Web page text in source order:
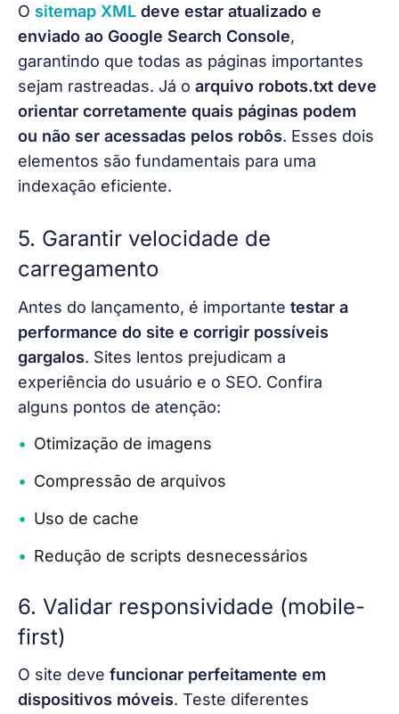
O sitemap XML deve estar atualizado e
enviado ao Google Search Console,
garantindo que todas as páginas importantes
sejam rastreadas. Já o arquivo robots.txt deve
orientar corretamente quais páginas podem
ou não ser acessadas pelos robôs. Esses dois
elementos são fundamentais para uma
indexação eficiente.
5. Garantir velocidade de
carregamento
Antes do lançamento, é importante testar a
performance do site e corrigir possíveis
gargalos. Sites lentos prejudicam a
experiência do usuário e o SEO. Confira
alguns pontos de atenção:
Otimização de imagens
Compressão de arquivos
Uso de cache
Redução de scripts desnecessários
6. Validar responsividade (mobile-
first)
O site deve funcionar perfeitamente em
dispositivos móveis. Teste diferentes